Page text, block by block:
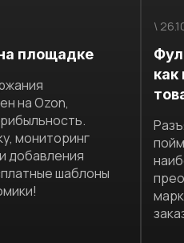
площадке
на Ozon,
мониторинг
добавления
шаблоны
\
как